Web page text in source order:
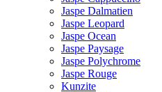
Jaspe Dalmatien
Jaspe Leopard
Jaspe Ocean
Jaspe Paysage
Jaspe Polychrome
Jaspe Rouge
Kunzite